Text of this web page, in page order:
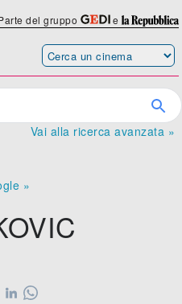
del gruppo e
Vai alla ricerca avanzata »
»